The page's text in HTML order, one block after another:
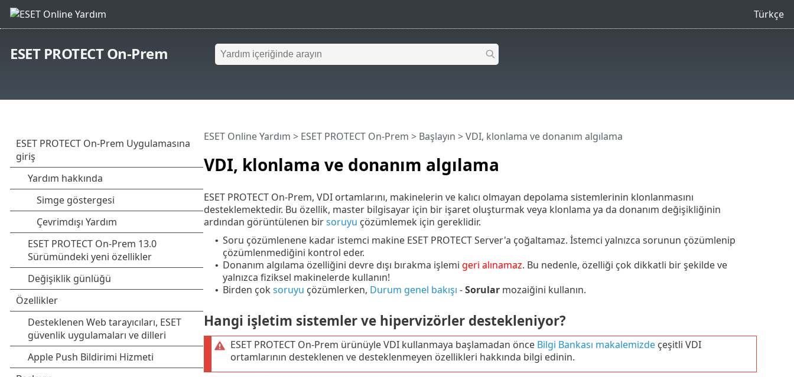
Türkçe
ESET PROTECT On-Prem
VDI, klonlama ve donanım algılama
ESET Online Yardım > ESET PROTECT On-Prem > Başlayın > VDI, klonlama ve donanım algılama
ESET PROTECT On-Prem, VDI ortamlarını, makinelerin ve kalıcı olmayan depolama sistemlerinin klonlanmasını
desteklemektedir. Bu özellik, master bilgisayar için bir işaret oluşturmak veya klonlama ya da donanım değişikliğinin
ardından görüntülenen birsoruyu çözümlemek için gereklidir.
• Soru çözümlenene kadar istemci makine ESET PROTECT Server'a çoğaltamaz. İstemci yalnızca sorunun çözümlenip
çözümlenmediğini kontrol eder.
• Donanım algılama özelliğini devre dışı bırakma işlemi geri alınamaz. Bu nedenle, özelliği çok dikkatli bir şekilde ve
yalnızca fiziksel makinelerde kullanın!
• Birden çok soruyu çözümlerken, Durum genel bakışı -Sorularmozaiğini kullanın.
Hangi işletim sistemler ve hipervizörler destekleniyor?
ESET PROTECT On-Prem ürünüyle VDI kullanmaya başlamadan önce Bilgi Bankası makalemizdeçeşitli VDI
ortamlarının desteklenen ve desteklenmeyen özellikleri hakkında bilgi edinin.